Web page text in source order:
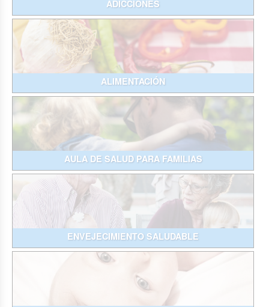
ADICCIONES
ALIMENTACIÓN
AULA DE SALUD PARA FAMILIAS
ENVEJECIMIENTO SALUDABLE